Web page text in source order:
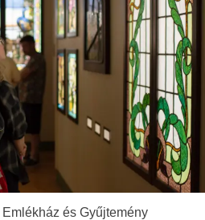
és Gyűjtemény